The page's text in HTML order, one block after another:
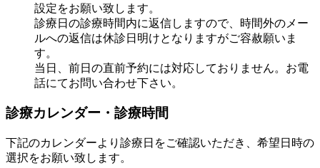
設定をお願い致します。
診療日の診療時間内に返信しますので、時間外のメー
ルへの返信は休診日明けとなりますがご容赦願いま
す。
当日、前日の直前予約には対応しておりません。お電
話にてお問い合わせ下さい。
診療カレンダー・診療時間
下記のカレンダーより診療日をご確認いただき、希望日時の
選択をお願い致します。